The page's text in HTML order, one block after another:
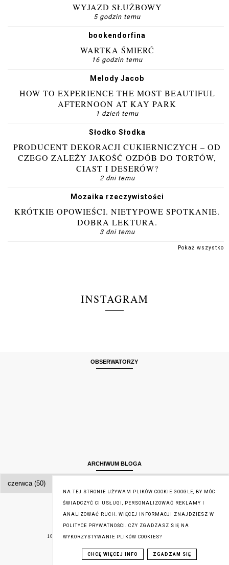
WYJAZD SŁUŻBOWY
5 godzin temu
bookendorfina
WARTKA ŚMIERĆ
16 godzin temu
Melody Jacob
HOW TO EXPERIENCE THE MOST BEAUTIFUL
AFTERNOON AT KAY PARK
1 dzień temu
Słodko Słodka
PRODUCENT DEKORACJI CUKIERNICZYCH – OD
CZEGO ZALEŻY JAKOŚĆ OZDÓB DO TORTÓW,
CIAST I DESERÓW?
2 dni temu
Mozaika rzeczywistości
KRÓTKIE OPOWIEŚCI. NIETYPOWE SPOTKANIE.
DOBRA LEKTURA.
3 dni temu
Pokaż wszystko
INSTAGRAM
OBSERWATORZY
ARCHIWUM BLOGA
RÓŻNE RÓŻNOŚCI
#PROLOGLIVE
10 NAJWAŻNIEJSZYCH KSIĄŻEK W MOIM ŻYCIU
AKCJA PROMOCYJNA
ANTYKWARIATY
NA TEJ STRONIE UŻYWAM PLIKÓW COOKIE GOOGLE, BY MÓC
ŚWIADCZYĆ CI USŁUGI, PERSONALIZOWAĆ REKLAMY I
ANALIZOWAĆ RUCH. WIĘCEJ INFORMACJI ZNAJDZIESZ W
POLITYCE PRYWATNOŚCI. CZY ZGADZASZ SIĘ NA
WYKORZYSTYWANIE PLIKÓW COOKIES?
CHCĘ WIĘCEJ INFO ZGADZAM SIĘ